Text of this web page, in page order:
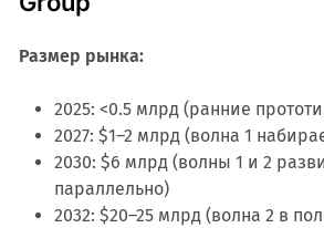
Размер рынка:
2025: <0.5 млрд (ранние
2027: $1–2 млрд (волна 1
2030: $6 млрд (волны 1 и 2
параллельно)
2032: $20–25 млрд (волна 2 в